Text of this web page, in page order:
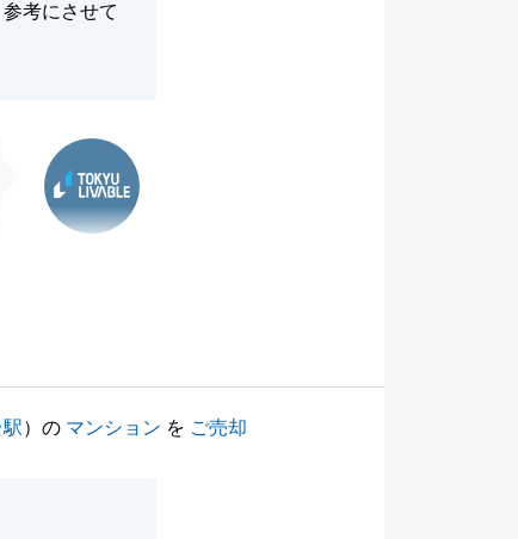
考にさせて
）の マンション を ご売却